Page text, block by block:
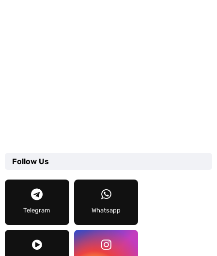
Follow Us
Telegram Whatsapp